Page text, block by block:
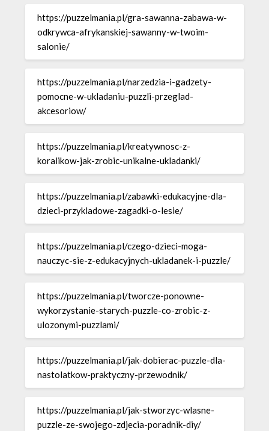
https://puzzelmania.pl/gra-sawanna-zabawa-w-
odkrywca-afrykanskiej-sawanny-w-twoim-
salonie/
https://puzzelmania.pl/narzedzia-i-gadzety-
pomocne-w-ukladaniu-puzzli-przeglad-
akcesoriow/
https://puzzelmania.pl/kreatywnosc-z-
koralikow-jak-zrobic-unikalne-ukladanki/
https://puzzelmania.pl/zabawki-edukacyjne-dla-
dzieci-przykladowe-zagadki-o-lesie/
https://puzzelmania.pl/czego-dzieci-moga-
nauczyc-sie-z-edukacyjnych-ukladanek-i-puzzle/
https://puzzelmania.pl/tworcze-ponowne-
wykorzystanie-starych-puzzle-co-zrobic-z-
ulozonymi-puzzlami/
https://puzzelmania.pl/jak-dobierac-puzzle-dla-
nastolatkow-praktyczny-przewodnik/
https://puzzelmania.pl/jak-stworzyc-wlasne-
puzzle-ze-swojego-zdjecia-poradnik-diy/